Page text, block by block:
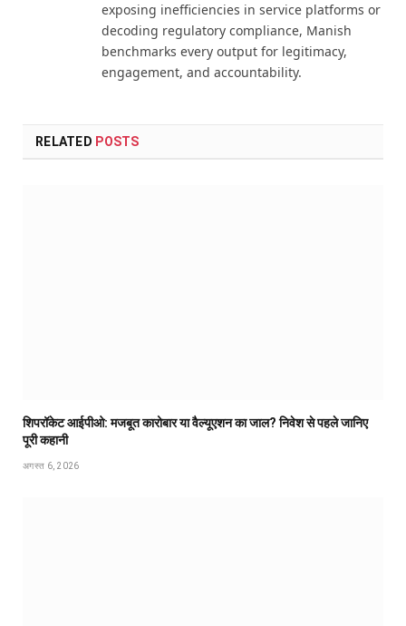
exposing inefficiencies in service platforms or
decoding regulatory compliance, Manish
benchmarks every output for legitimacy,
engagement, and accountability.
RELATED POSTS
शिपरॉकेट आईपीओ: मजबूत कारोबार या वैल्यूएशन का जाल? निवेश से पहले जानिए
पूरी कहानी
अगस्त 6, 2026